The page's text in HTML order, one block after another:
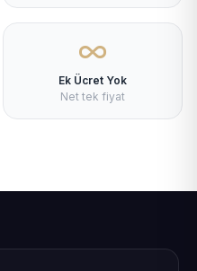
Ek Ücret Yok
Net tek fiyat